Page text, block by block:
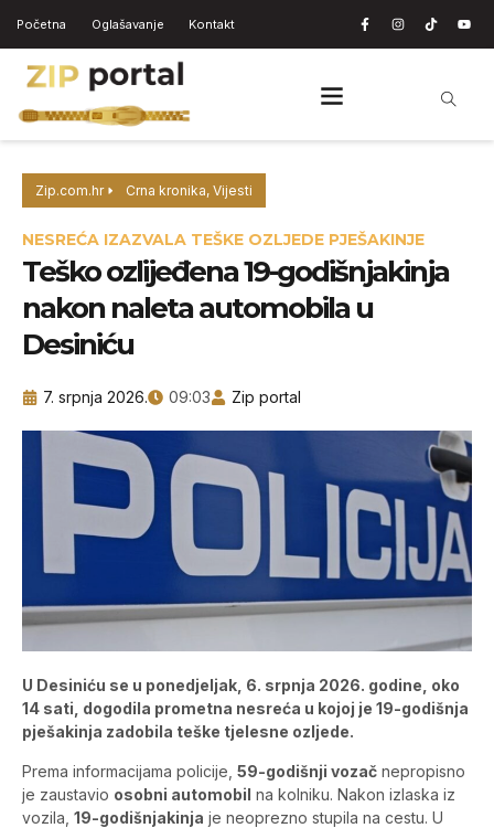
Početna Oglašavanje Kontakt
Zip.com.hr Crna kronika, Vijesti
NESREĆA IZAZVALA TEŠKE OZLJEDE PJEŠAKINJE
Teško ozlijeđena 19-godišnjakinja
nakon naleta automobila u
Desiniću
7. srpnja 2026. 09:03 Zip portal
U Desiniću se u ponedjeljak, 6. srpnja 2026. godine, oko
14 sati, dogodila prometna nesreća u kojoj je 19-godišnja
pješakinja zadobila teške tjelesne ozljede.
Prema informacijama policije, 59-godišnji vozač nepropisno
je zaustavio osobni automobil na kolniku. Nakon izlaska iz
vozila, 19-godišnjakinja je neoprezno stupila na cestu. U